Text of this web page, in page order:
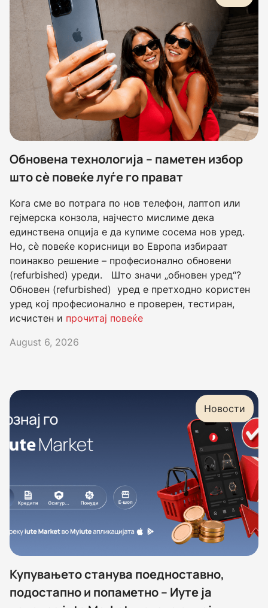
Обновена технологија – паметен избор
што сè повеќе луѓе го прават
Кога сме во потрага по нов телефон, лаптоп или
гејмерска конзола, најчесто мислиме дека
единствена опција е да купиме сосема нов уред.
Но, сè повеќе корисници во Европа избираат
поинакво решение – професионално обновени
(refurbished) уреди. Што значи „обновен уред“?
Обновен (refurbished) уред е претходно користен
уред кој професионално е проверен, тестиран,
исчистен и прочитај повеќе
August 6, 2026
Купувањето станува поедноставно,
подостапно и попаметно – Иуте ја
Новости